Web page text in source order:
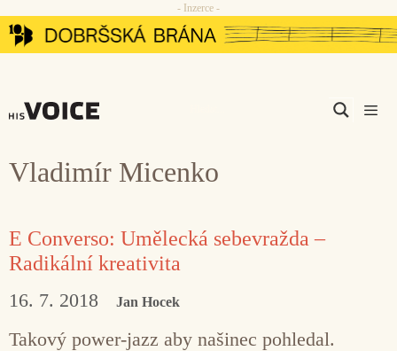
Přeskočit
na
- Inzerce -
Vladimír Micenko
E Converso: Umělecká sebevražda –
Radikální kreativita
16. 7. 2018 Jan Hocek
Takový power-jazz aby našinec pohledal.